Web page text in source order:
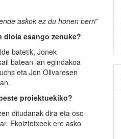
askok ez du honen berri”
diola esango zenuke?
batetik, Jonek
batean lan egindakoa
eta Jon Olivaresen
proiektuekiko?
ditudanak dira eta oso
Ekoiztetxeek ere asko